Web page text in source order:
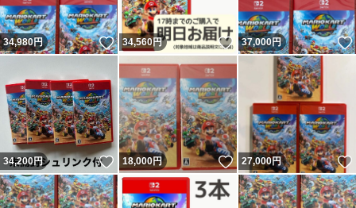
34,980円 いいね！
34,560円 いいね！
37,000円
34,200円 いいね！
18,000円 いいね！
27,000円